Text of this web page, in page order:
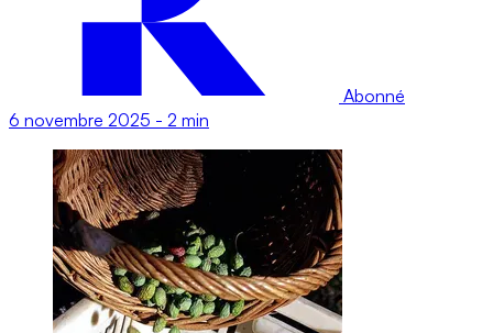
Abonné
6 novembre 2025 - 2 min